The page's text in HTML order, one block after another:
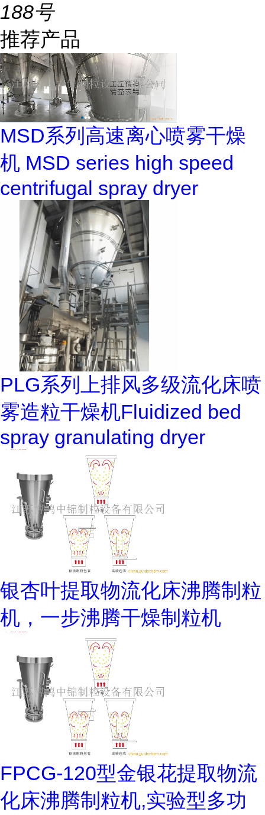
188号
推荐产品
MSD系列高速离心喷雾干燥
机 MSD series high speed
centrifugal spray dryer
PLG系列上排风多级流化床喷
雾造粒干燥机Fluidized bed
spray granulating dryer
银杏叶提取物流化床沸腾制粒
机，一步沸腾干燥制粒机
FPCG-120型金银花提取物流
化床沸腾制粒机,实验型多功